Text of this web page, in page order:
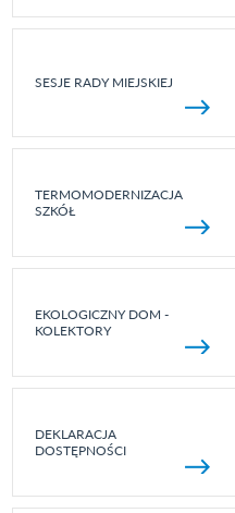
SESJE RADY MIEJSKIEJ
TERMOMODERNIZACJA
SZKÓŁ
EKOLOGICZNY DOM -
KOLEKTORY
DEKLARACJA
DOSTĘPNOŚCI